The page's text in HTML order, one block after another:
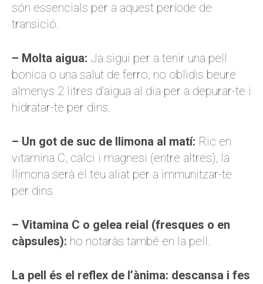
són essencials per a aquest període de
transició.
– Molta aigua: Ja sigui per a tenir una pell
bonica o una salut de ferro, no oblidis beure
almenys 2 litres d’aigua al dia per a depurar-te i
hidratar-te per dins.
– Un got de suc de llimona al matí: Ric en
vitamina C, calci i magnesi (entre altres), la
llimona serà el teu aliat per a immunitzar-te
per dins
– Vitamina C o gelea reial (fresques o en
càpsules): ho notaràs també en la pell.
La pell és el reflex de l’ànima: descansa i fes